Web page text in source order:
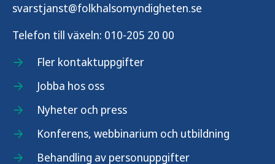
svarstjanst@folkhalsomyndigheten.se
Telefon till växeln: 010-205 20 00
Fler kontaktuppgifter
Jobba hos oss
Nyheter och press
Konferens, webbinarium och utbildning
Behandling av personuppgifter